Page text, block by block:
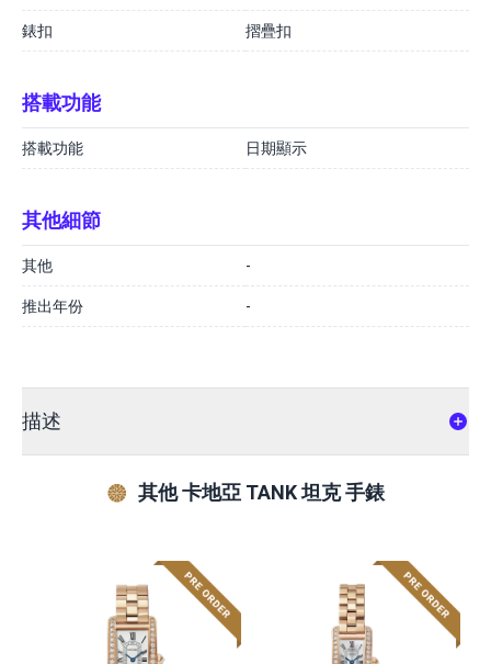
錶扣 摺疊扣
搭載功能
搭載功能 日期顯示
其他細節
其他 -
推出年份 -
描述
其他 卡地亞 TANK 坦克 手錶